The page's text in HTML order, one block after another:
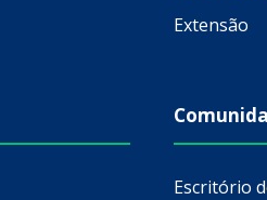
Extensão
Escritório